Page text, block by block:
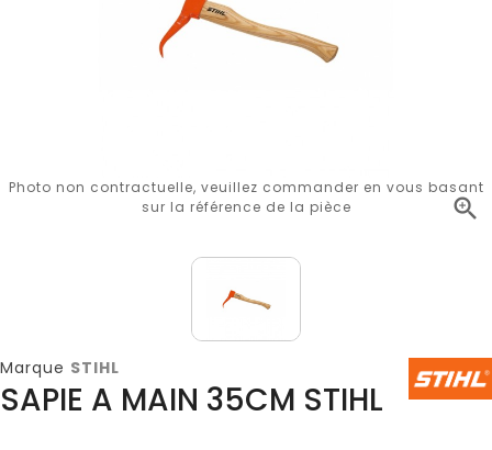

Photo non contractuelle, veuillez commander en vous basant
sur la référence de la pièce
Marque STIHL
SAPIE A MAIN 35CM STIHL